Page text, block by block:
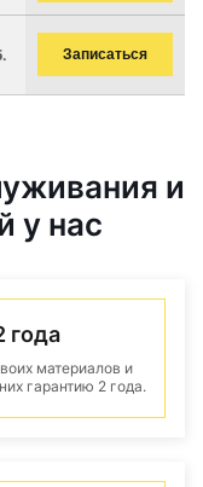
Записаться
и
у нас
года
материалов и
гарантию 2 года.